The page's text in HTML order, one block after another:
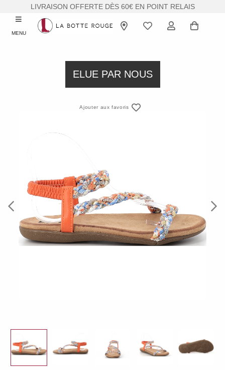
LIVRAISON OFFERTE DÈS 60€ EN POINT RELAIS
MENU
ELUE PAR NOUS
Ajouter aux favoris
Previous